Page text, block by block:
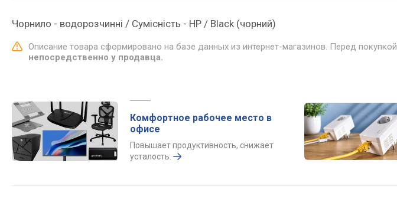
Чорнило - водорозчинні / Сумісність - HP / Black (чорний)
Описание товара сформировано на базе данных из интернет-магазинов. Перед покупкой
непосредственно у продавца.
Комфортное рабочее место в
офисе
Повышает продуктивность, снижает
усталость.